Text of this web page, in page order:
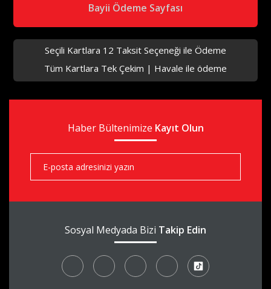
aks
Bayii Ödeme Sayfası
Seçili Kartlara 12 Taksit Seçeneği ile Ödeme
Tüm Kartlara Tek Çekim | Havale ile ödeme
Haber Bültenimize Kayıt Olun
Sosyal Medyada Bizi Takip Edin